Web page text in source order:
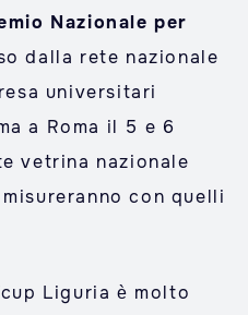
Nazionale per
dalla rete nazionale
universitari
a Roma il 5 e 6
vetrina nazionale
con quelli
Liguria è molto